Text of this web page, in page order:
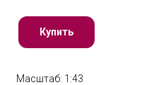
Купить
Масштаб: 1:43